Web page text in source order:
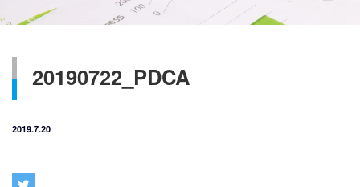
20190722_PDCA
2019.7.20